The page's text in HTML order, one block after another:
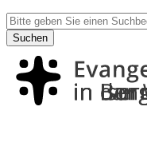
Suchen